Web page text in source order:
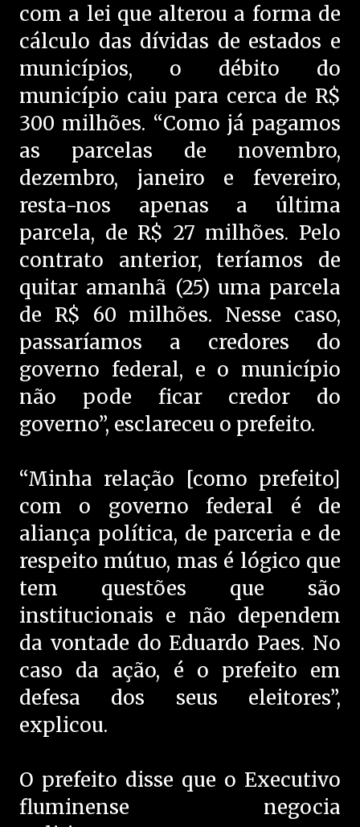
com a lei que alterou a forma de
cálculo das dívidas de estados e
municípios, o débito do
município caiu para cerca de R$
300 milhões. “Como já pagamos
as parcelas de novembro,
dezembro, janeiro e fevereiro,
resta-nos apenas a última
parcela, de R$ 27 milhões. Pelo
contrato anterior, teríamos de
quitar amanhã (25) uma parcela
de R$ 60 milhões. Nesse caso,
passaríamos a credores do
governo federal, e o município
não pode ficar credor do
governo”, esclareceu o prefeito.
“Minha relação [como prefeito]
com o governo federal é de
aliança política, de parceria e de
respeito mútuo, mas é lógico que
tem questões que são
institucionais e não dependem
da vontade do Eduardo Paes. No
caso da ação, é o prefeito em
defesa dos seus eleitores”,
explicou.
O prefeito disse que o Executivo
fluminense negocia